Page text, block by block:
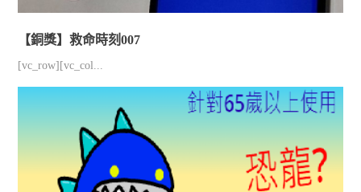
【銅獎】救命時刻007
[vc_row][vc_col...